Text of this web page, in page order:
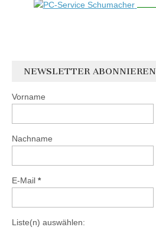
NEWSLETTER ABONNIEREN
Vorname
Nachname
E-Mail *
Liste(n) auswählen: